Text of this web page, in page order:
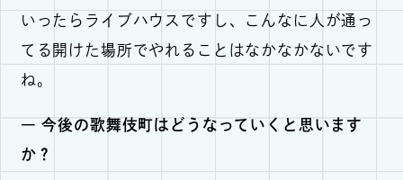
いったらライブハウスですし、こんなに人が通っ
てる開けた場所でやれることはなかなかないです
ね。
― 今後の歌舞伎町はどうなっていくと思います
か？